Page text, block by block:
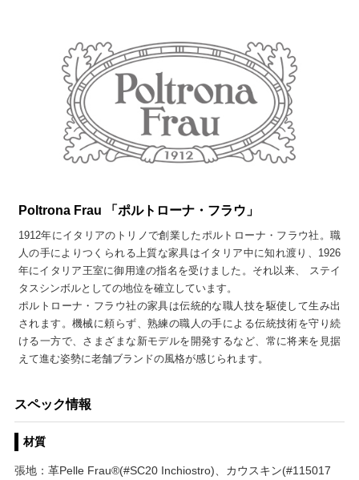
Poltrona Frau 「ポルトローナ・フラウ」
1912年にイタリアのトリノで創業したポルトローナ・フラウ社。職
人の手によりつくられる上質な家具はイタリア中に知れ渡り、1926
年にイタリア王室に御用達の指名を受けました。それ以来、 ステイ
タスシンボルとしての地位を確立しています。
ポルトローナ・フラウ社の家具は伝統的な職人技を駆使して生み出
されます。機械に頼らず、熟練の職人の手による伝統技術を守り続
ける一方で、さまざまな新モデルを開発するなど、常に将来を見据
えて進む姿勢に老舗ブランドの風格が感じられます。
スペック情報
材質
張地：革Pelle Frau®(#SC20 Inchiostro)、カウスキン(#115017